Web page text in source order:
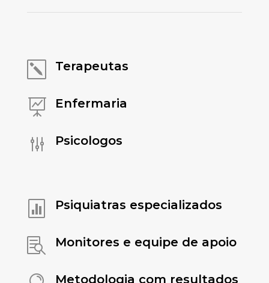
k Terapeutas
 Enfermaria
g Psicologos
 Psiquiatras especializados
 Monitores e equipe de apoio
Metodologia com resultados